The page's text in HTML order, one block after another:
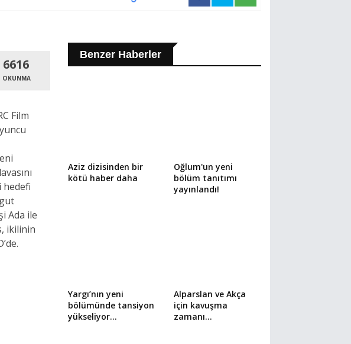
6616
OKUNMA
Film
hedefi
Ada ile
ikilinin
Benzer Haberler
Aziz dizisinden bir
kötü haber daha
Oğlum'un yeni
bölüm tanıtımı
yayınlandı!
Yargı’nın yeni
bölümünde tansiyon
yükseliyor…
Alparslan ve Akça
için kavuşma
zamanı…